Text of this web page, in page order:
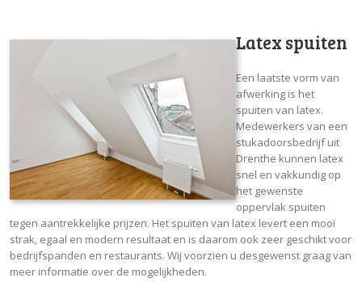
Latex spuiten
Een laatste vorm van
afwerking is het
spuiten van latex.
Medewerkers van een
stukadoorsbedrijf uit
Drenthe kunnen latex
snel en vakkundig op
het gewenste
oppervlak spuiten
tegen aantrekkelijke prijzen. Het spuiten van latex levert een mooi
strak, egaal en modern resultaat en is daarom ook zeer geschikt voor
bedrijfspanden en restaurants. Wij voorzien u desgewenst graag van
meer informatie over de mogelijkheden.